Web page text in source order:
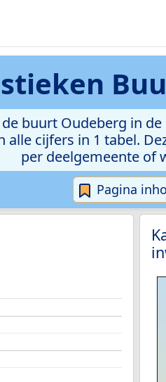
buurt Oudeberg in
cijfers in 1 tabel.
per deelgemeente of
Pagina